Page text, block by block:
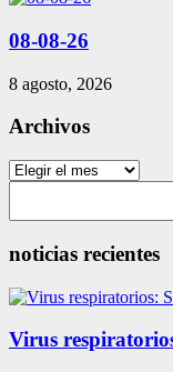
08-08-26
8 agosto, 2026
Archivos
Archivos
noticias recientes
Virus